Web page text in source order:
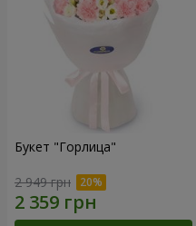
Букет "Горлица"
2 949 грн